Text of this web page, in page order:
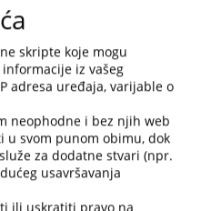
premijerke Vlade
Marije Buhač, ministra
pravosuđa, uprave i lokalne
Kantonalnog suda u
Općinskoga suda u Konjicu
Osmana Ćatića.
je u zgradi koja ne odgovara
a loši uvjeti rada
institucije. Uvažavajući sve
sa postojećim objektom
skripte koje mogu
iz vašeg
adresa uređaja, varijable o
neophodne i bez njih web
u svom punom obimu, dok
za dodatne stvari (npr.
usavršavanja
ili uskratiti pravo na